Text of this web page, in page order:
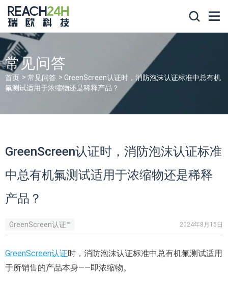
常见问答
首页 常见问答
GreenScreen认证时，消防泡沫认证标准中总有机
氟测试适用于浓缩物还是稀释产品？
GreenScreen认证时，消防泡沫认证标准
中总有机氟测试适用于浓缩物还是稀释
产品？
GreenScreen认证™ 2024年8月15日
GreenScreen认证时，消防泡沫认证标准中总有机氟测试适用
于所销售的产品本身——即浓缩物。